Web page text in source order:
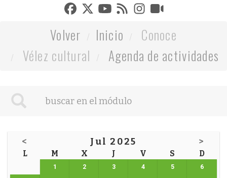
Volver Inicio
Conoce
Vélez cultural
Agenda de actividades
< Jul 2025 >
L M X J V S D
1 2 3 4 5 6